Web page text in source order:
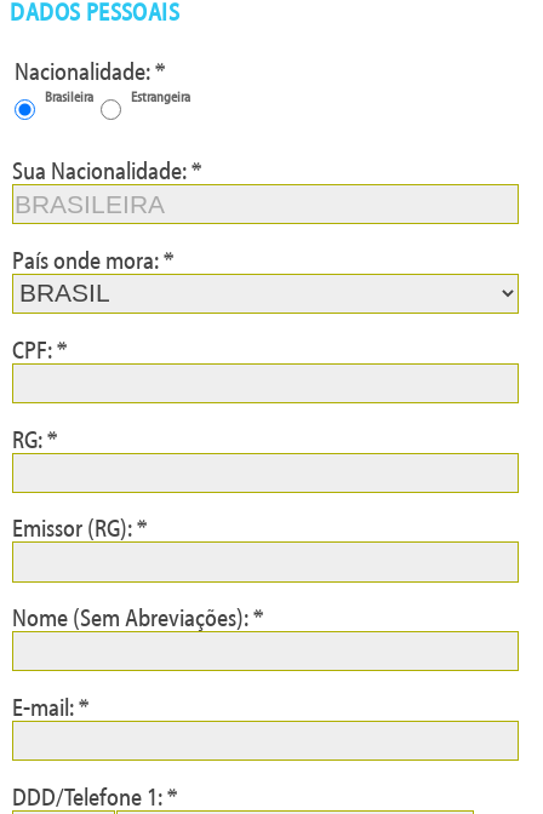
DADOS PESSOAIS
Nacionalidade: *
Brasileira Estrangeira
Sua Nacionalidade: *
País onde mora: *
CPF: *
RG: *
Emissor (RG): *
Nome (Sem Abreviações): *
E-mail: *
DDD/Telefone 1: *